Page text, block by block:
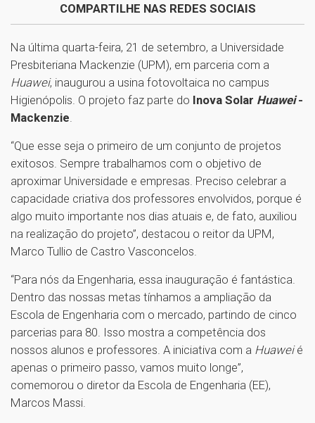
COMPARTILHE NAS REDES SOCIAIS
Na última quarta-feira, 21 de setembro, a Universidade
Presbiteriana Mackenzie (UPM), em parceria com a
Huawei, inaugurou a usina fotovoltaica no campus
Higienópolis. O projeto faz parte do Inova Solar Huawei-
Mackenzie
“Que esse seja o primeiro de um conjunto de projetos
exitosos. Sempre trabalhamos com o objetivo de
aproximar Universidade e empresas. Preciso celebrar a
capacidade criativa dos professores envolvidos, porque é
algo muito importante nos dias atuais e, de fato, auxiliou
na realização do projeto”, destacou o reitor da UPM,
Marco Tullio de Castro Vasconcelos.
“Para nós da Engenharia, essa inauguração é fantástica.
Dentro das nossas metas tínhamos a ampliação da
Escola de Engenharia com o mercado, partindo de cinco
parcerias para 80. Isso mostra a competência dos
nossos alunos e professores. A iniciativa com a Huaweié
apenas o primeiro passo, vamos muito longe”,
comemorou o diretor da Escola de Engenharia (EE),
Marcos Massi.